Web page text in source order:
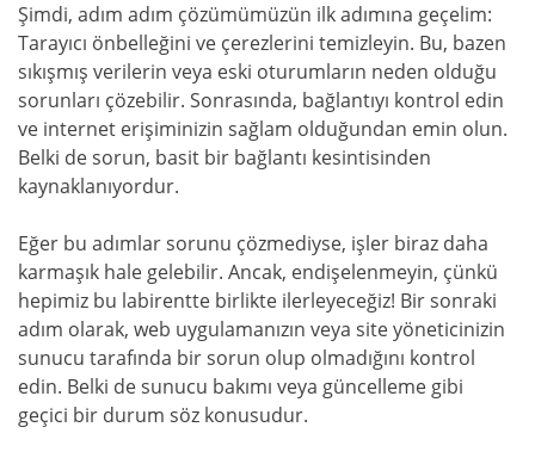
Şimdi, adım adım çözümümüzün ilk adımına geçelim:
Tarayıcı önbelleğini ve çerezlerini temizleyin. Bu, bazen
sıkışmış verilerin veya eski oturumların neden olduğu
sorunları çözebilir. Sonrasında, bağlantıyı kontrol edin
ve internet erişiminizin sağlam olduğundan emin olun.
Belki de sorun, basit bir bağlantı kesintisinden
kaynaklanıyordur.
Eğer bu adımlar sorunu çözmediyse, işler biraz daha
karmaşık hale gelebilir. Ancak, endişelenmeyin, çünkü
hepimiz bu labirentte birlikte ilerleyeceğiz! Bir sonraki
adım olarak, web uygulamanızın veya site yöneticinizin
sunucu tarafında bir sorun olup olmadığını kontrol
edin. Belki de sunucu bakımı veya güncelleme gibi
geçici bir durum söz konusudur.